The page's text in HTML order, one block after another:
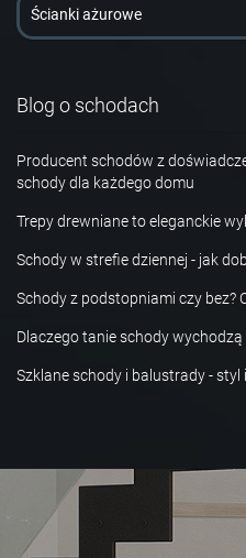
Ścianki ażurowe
Blog o schodach
Producent schodów z
schody dla każdego domu
Trepy drewniane to eleganckie
Schody w strefie dziennej - jak
Schody z podstopniami czy bez?
Dlaczego tanie schody wychodzą
Szklane schody i balustrady - styl